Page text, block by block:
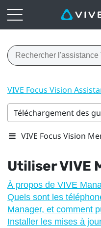
VIVE Focus Vision
Téléchargement des
VIVE Focus Vision
UtiliserVIVE
À propos de VIVE
Quels sont les
Manager, et comment
Installer les mises à